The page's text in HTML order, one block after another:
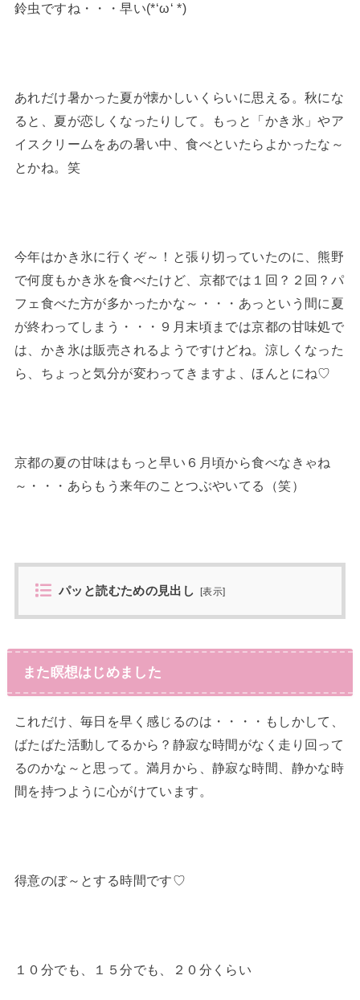
鈴虫ですね・・・早い(*‘ω‘ *)
あれだけ暑かった夏が懐かしいくらいに思える。秋にな
ると、夏が恋しくなったりして。もっと「かき氷」やア
イスクリームをあの暑い中、食べといたらよかったな～
とかね。笑
今年はかき氷に行くぞ～！と張り切っていたのに、熊野
で何度もかき氷を食べたけど、京都では１回？２回？パ
フェ食べた方が多かったかな～・・・あっという間に夏
が終わってしまう・・・９月末頃までは京都の甘味処で
は、かき氷は販売されるようですけどね。涼しくなった
ら、ちょっと気分が変わってきますよ、ほんとにね♡
京都の夏の甘味はもっと早い６月頃から食べなきゃね
～・・・あらもう来年のことつぶやいてる（笑）
パッと読むための見出し [表示]
また瞑想はじめました
これだけ、毎日を早く感じるのは・・・・もしかして、
ばたばた活動してるから？静寂な時間がなく走り回って
るのかな～と思って。満月から、静寂な時間、静かな時
間を持つように心がけています。
得意のぼ～とする時間です♡
１０分でも、１５分でも、２０分くらい